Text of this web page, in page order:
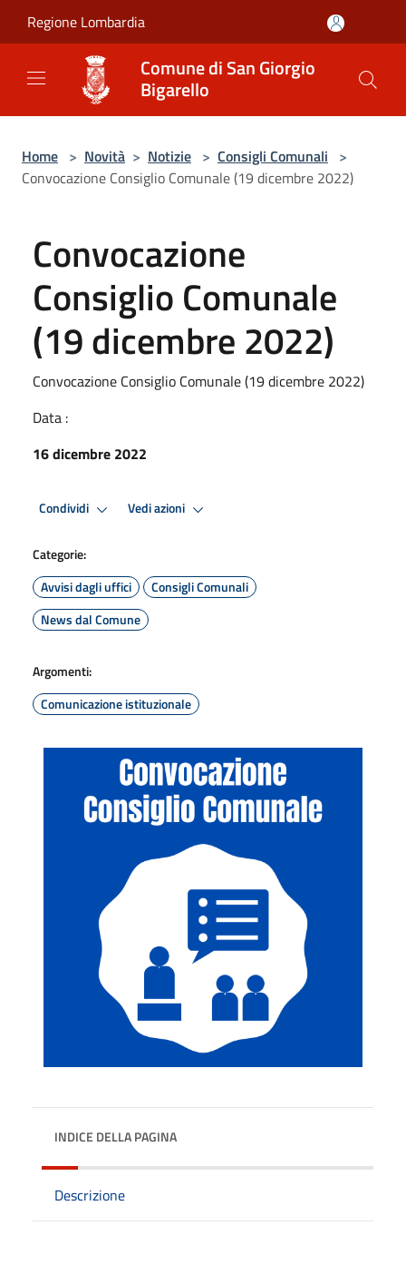
Regione Lombardia
Comune di San Giorgio
Bigarello
Home > Novità > Notizie > Consigli Comunali >
Convocazione Consiglio Comunale (19 dicembre 2022)
Convocazione
Consiglio Comunale
(19 dicembre 2022)
Convocazione Consiglio Comunale (19 dicembre 2022)
Data :
16 dicembre 2022
Condividi Vedi azioni
Categorie:
Avvisi dagli uffici
Consigli Comunali
News dal Comune
Argomenti:
Comunicazione istituzionale
INDICE DELLA PAGINA
Descrizione